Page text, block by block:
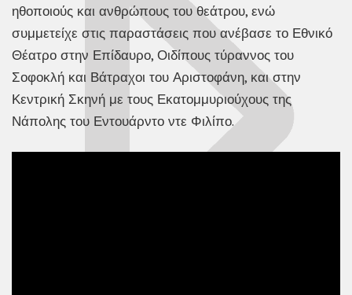
ηθοποιούς και ανθρώπους του θεάτρου, ενώ
συμμετείχε στις παραστάσεις που ανέβασε το Εθνικό
Θέατρο στην Επίδαυρο, Οιδίπους τύραννος του
Σοφοκλή και Βάτραχοι του Αριστοφάνη, και στην
Κεντρική Σκηνή με τους Εκατομμυριούχους της
Νάπολης του Εντουάρντο ντε Φιλίπο.